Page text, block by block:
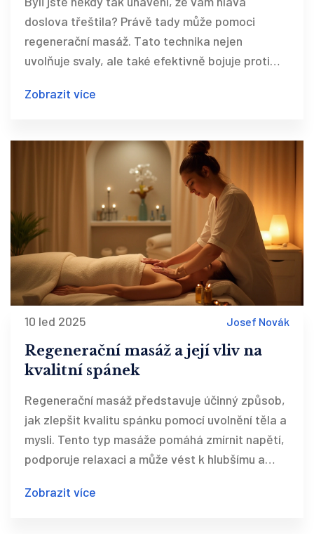
doslova třeštila? Právě tady může pomoci
regenerační masáž. Tato technika nejen
uvolňuje svaly, ale také efektivně bojuje proti
moderní doba tak zoufale potřebuje. Se
skutečný pocit úlevy.
Zobrazit více
10 led 2025 Josef Novák
Regenerační masáž a její vliv na
kvalitní spánek
Regenerační masáž představuje účinný způsob,
jak zlepšit kvalitu spánku pomocí uvolnění těla a
mysli. Tento typ masáže pomáhá zmírnit napětí,
podporuje relaxaci a může vést k hlubšímu a
techniky pro dosažení maximálních výsledků a
Zobrazit více